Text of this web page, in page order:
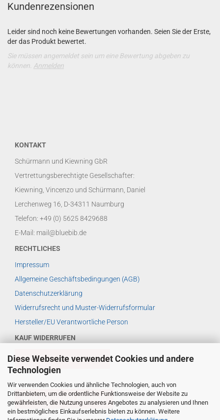
Diese Webseite verwendet Cookies und andere
Technologien
Wir verwenden Cookies und ähnliche Technologien, auch von
Drittanbietern, um die ordentliche Funktionsweise der Website zu
gewährleisten, die Nutzung unseres Angebotes zu analysieren und Ihnen
ein bestmögliches Einkaufserlebnis bieten zu können. Weitere
Kundenrezensionen
Leider sind noch keine Bewertungen vorhanden. Seien Sie der Erste,
der das Produkt bewertet.
Sie müssen angemeldet sein um eine Bewertung abgeben zu
können. Anmelden
KONTAKT
Schürmann und Kiewning GbR
Vertrettungsberechtigte Gesellschafter:
Kiewning, Vincenzo und Schürmann, Daniel
Lerchenweg 16, D-34311 Naumburg
Telefon: +49 (0) 5625 8429688
E-Mail: mail@bluebib.de
RECHTLICHES
Impressum
Allgemeine Geschäftsbedingungen (AGB)
Datenschutzerklärung
Widerrufsrecht und Muster-Widerrufsformular
Hersteller/EU Verantwortliche Person
KAUF WIDERRUFEN
VERTRAG WIDERRUFEN
WIDERRUFSBELEHRUNG